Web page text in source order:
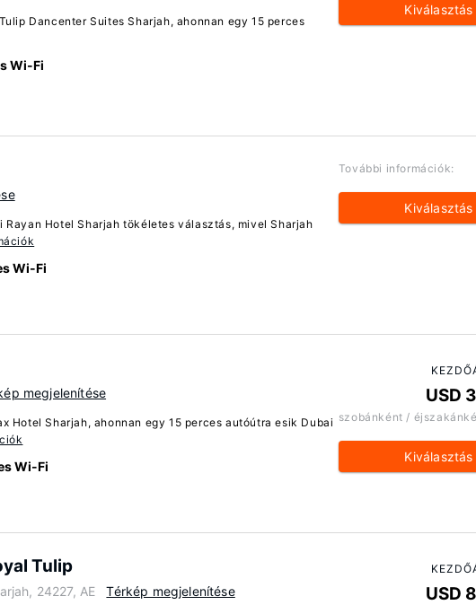
Dancenter Suites Sharjah, ahonnan egy 15 perces
Wi-Fi
Kiválasztás
Hotel Sharjah tökéletes választás, mivel Sharjah
Wi-Fi
További információk:
Kiválasztás
megjelenítése
Hotel Sharjah, ahonnan egy 15 perces autóútra esik Dubai
Wi-Fi
USD
szobánként /
Kiválasztás
Tulip
24227, AE Térkép megjelenítése USD